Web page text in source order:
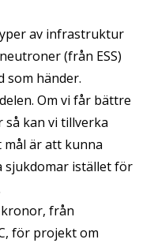
av infrastruktur
(från ESS)
som händer.
Om vi får bättre
kan vi tillverka
är att kunna
sjukdomar istället för
från
för projekt om